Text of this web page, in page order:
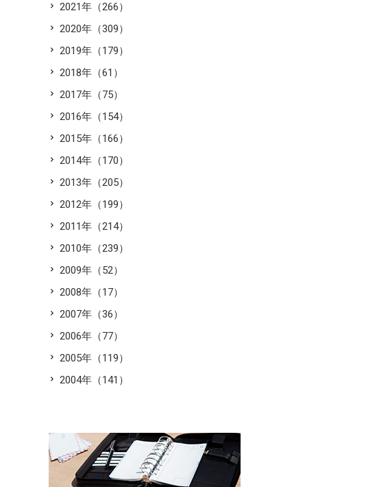
2021年（266）
2020年（309）
2019年（179）
2018年（61）
2017年（75）
2016年（154）
2015年（166）
2014年（170）
2013年（205）
2012年（199）
2011年（214）
2010年（239）
2009年（52）
2008年（17）
2007年（36）
2006年（77）
2005年（119）
2004年（141）